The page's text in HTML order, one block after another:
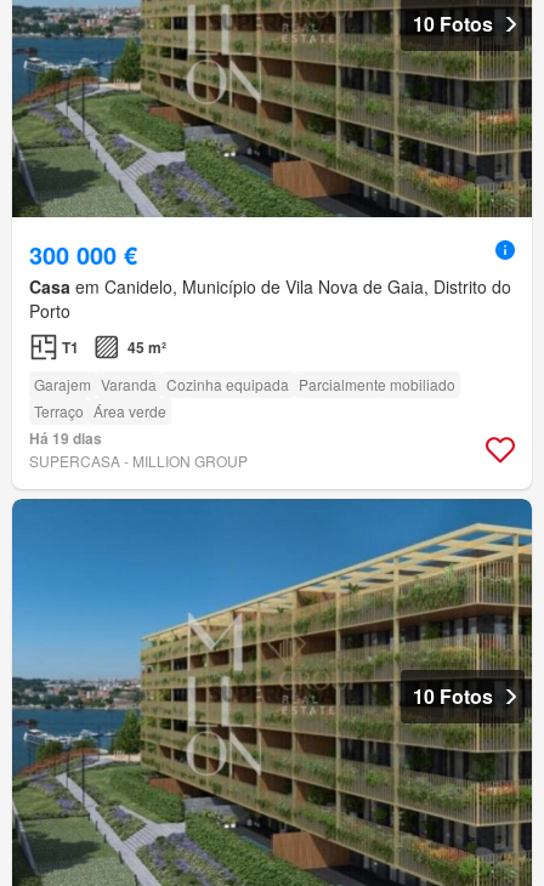
10 Fotos
300 000 €
Casa em Canidelo, Município de Vila Nova de Gaia, Distrito do
Porto
T1 45 m²
Garajem Varanda Cozinha equipada Parcialmente mobiliado
Terraço Área verde
Há 19 dias
SUPERCASA - MILLION GROUP
10 Fotos